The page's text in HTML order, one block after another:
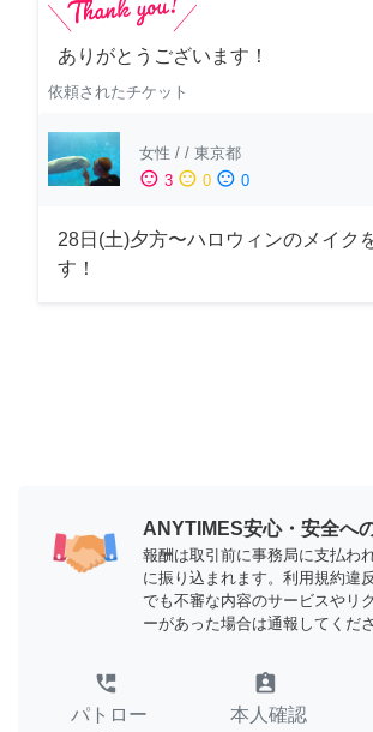
ありがとうございます！
依頼されたチケット
女性 / / 東京都
sentiment_satisfied 3 sentiment_neutral 0 sentiment_dissatisfied 0
28日(土)夕方〜ハロウィンのメイク
す！
ANYTIMES安心・安全へ
報酬は取引前に事務局に支払わ
に振り込まれます。利用規約違
でも不審な内容のサービスやリ
ーがあった場合は通報してくださ
perm_phone_msg
パトロー
assignment_ind
本人確認